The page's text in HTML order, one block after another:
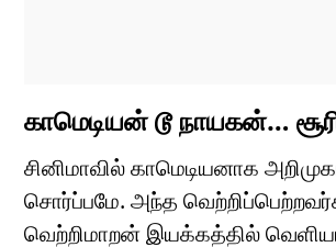
காமெடியன் டூ நாயகன்…
சினிமாவில் காமெடியனாக
சொர்ப்பமே. அந்த
வெற்றிமாறன் இயக்கத்தில்